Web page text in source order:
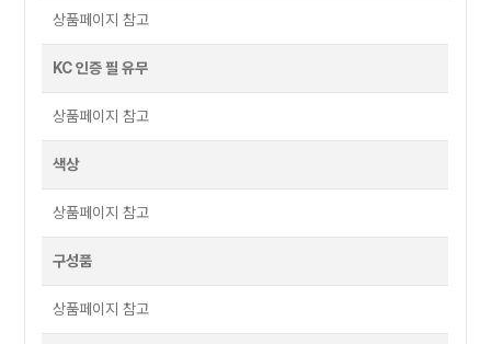
상품페이지 참고
KC 인증 필 유무
상품페이지 참고
색상
상품페이지 참고
구성품
상품페이지 참고